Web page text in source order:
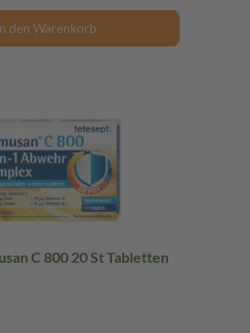
den Warenkorb
C 800 20 St Tabletten